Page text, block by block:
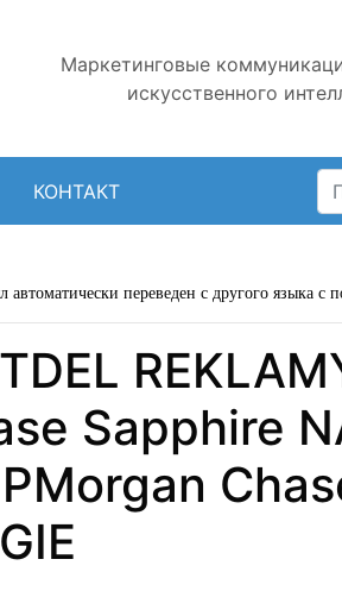
Маркетинговые
искусственного
КОНТАКТ
переведен с другого языка
Sapphire